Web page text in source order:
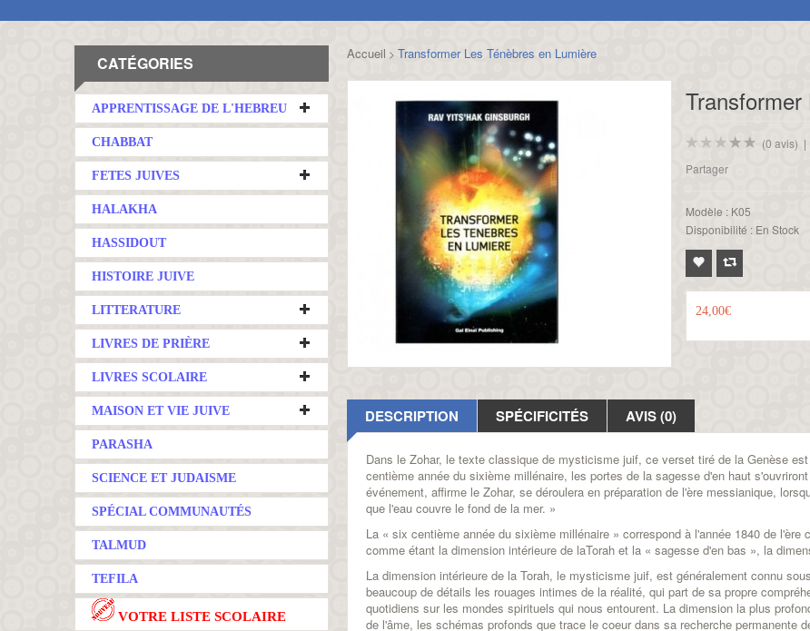
CATÉGORIES
APPRENTISSAGE DE L'HEBREU
CHABBAT
FETES JUIVES
HALAKHA
HASSIDOUT
HISTOIRE JUIVE
LITTERATURE
LIVRES DE PRIÈRE
LIVRES SCOLAIRE
MAISON ET VIE JUIVE
PARASHA
SCIENCE ET JUDAISME
SPÉCIAL COMMUNAUTÉS
TALMUD
TEFILA
VOTRE LISTE SCOLAIRE
Accueil > Transformer Les Ténèbres en Lumière
(0 avis) |
Partager
Modèle :K05
Disponibilité :En Stock
24,00€
DESCRIPTION SPÉCIFICITÉS AVIS (0)
Dans le Zohar, le texte classique de mysticisme juif, ce verset tiré de la Genèse
centième année du sixième millénaire, les portes de la sagesse d'en haut
événement, affirme le Zohar, se déroulera en préparation de l'ère messianique,
que l'eau couvre le fond de la mer. »
La « six centième année du sixième millénaire » correspond à l'année 1840 de
comme étant la dimension intérieure de laTorah et la « sagesse d'en bas », la
La dimension intérieure de la Torah, le mysticisme juif, est généralement connu
beaucoup de détails les rouages intimes de la réalité, qui part de sa propre
quotidiens sur les mondes spirituels qui nous entourent. La dimension la plus
de l'âme, les schémas profonds que trace le coeur dans sa recherche permanente